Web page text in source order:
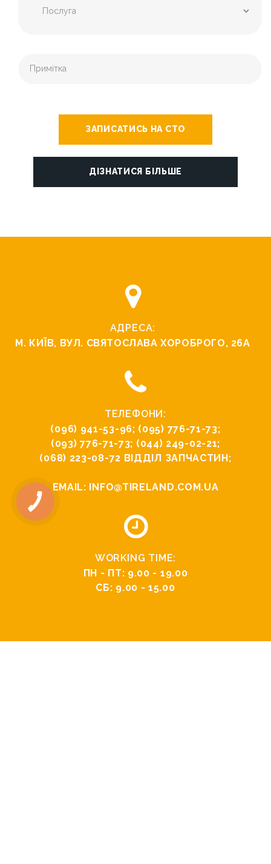
ЗАПИСАТИСЬ НА СТО
ДІЗНАТИСЯ БІЛЬШЕ
АДРЕСА:
М. КИЇВ, ВУЛ. СВЯТОСЛАВА ХОРОБРОГО, 26А
ТЕЛЕФОНИ:
(096) 941-53-96; (095) 776-71-73;
(093) 776-71-73; (044) 249-02-21;
(068) 223-08-72 ВІДДІЛ ЗАПЧАСТИН;
EMAIL: INFO@TIRELAND.COM.UA
WORKING TIME:
ПН - ПТ: 9.00 - 19.00
СБ: 9.00 - 15.00